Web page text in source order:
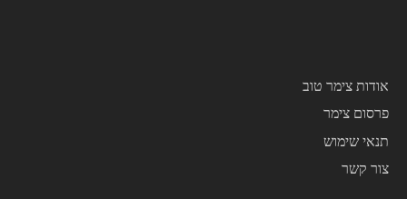
אודות צימר טוב
פרסום צימר
תנאי שימוש
צור קשר